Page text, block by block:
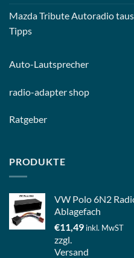
Mazda Tribute Autoradio
Tipps
Auto-Lautsprecher
radio-adapter shop
Ratgeber
PRODUKTE
VW Polo 6N2
Ablagefach
€11,49 inkl. MwST
zzgl.
Versand